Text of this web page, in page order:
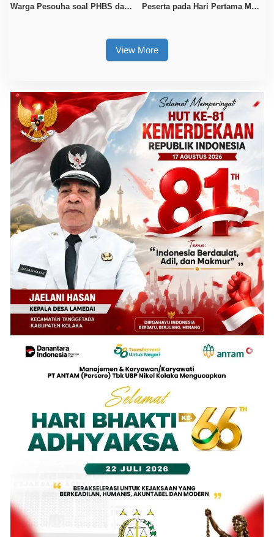
Warga Pesouha soal PHBS dan
Peserta pada Hari Pertama MTQ
View More